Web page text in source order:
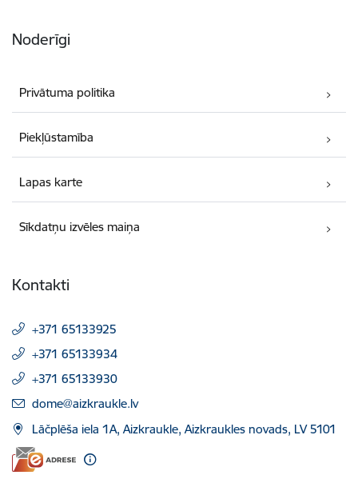
Noderīgi
Privātuma politika
Piekļūstamība
Lapas karte
Sīkdatņu izvēles maiņa
Kontakti
+371 65133925
+371 65133934
+371 65133930
E-pasts:
dome@aizkraukle.lv
Lāčplēša iela 1A, Aizkraukle, Aizkraukles novads, LV 5101